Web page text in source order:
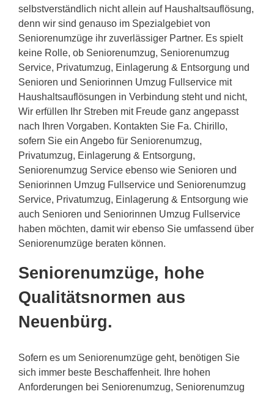
selbstverständlich nicht allein auf Haushaltsauflösung,
denn wir sind genauso im Spezialgebiet von
Seniorenumzüge ihr zuverlässiger Partner. Es spielt
keine Rolle, ob Seniorenumzug, Seniorenumzug
Service, Privatumzug, Einlagerung & Entsorgung und
Senioren und Seniorinnen Umzug Fullservice mit
Haushaltsauflösungen in Verbindung steht und nicht,
Wir erfüllen Ihr Streben mit Freude ganz angepasst
nach Ihren Vorgaben. Kontakten Sie Fa. Chirillo,
sofern Sie ein Angebo für Seniorenumzug,
Privatumzug, Einlagerung & Entsorgung,
Seniorenumzug Service ebenso wie Senioren und
Seniorinnen Umzug Fullservice und Seniorenumzug
Service, Privatumzug, Einlagerung & Entsorgung wie
auch Senioren und Seniorinnen Umzug Fullservice
haben möchten, damit wir ebenso Sie umfassend über
Seniorenumzüge beraten können.
Seniorenumzüge, hohe
Qualitätsnormen aus
Neuenbürg.
Sofern es um Seniorenumzüge geht, benötigen Sie
sich immer beste Beschaffenheit. Ihre hohen
Anforderungen bei Seniorenumzug, Seniorenumzug